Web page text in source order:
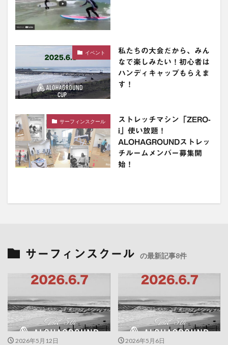
イベント
私たちの大会だから、みん
なで楽しみたい！初心者は
ハンディキャップもらえま
す！
サーフィンスクール
ストレッチマシン「ZERO-
i」使い放題！
ALOHAGROUNDストレッ
チルームメンバー募集開
始！
サーフィンスクール の最新記事8件
2026年5月12日 2026年5月6日